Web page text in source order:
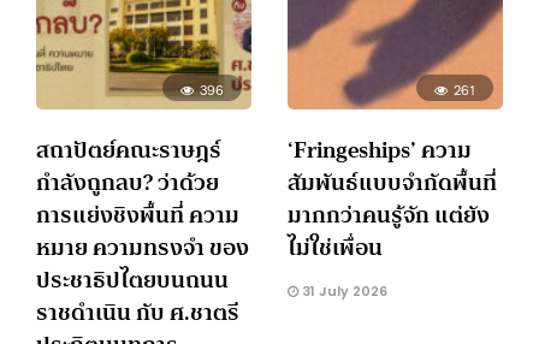
396
สถาปัตย์คณะราษฎร์
กำลังถูกลบ? ว่าด้วย
การแย่งชิงพื้นที่ ความ
หมาย ความทรงจำ ของ
ประชาธิปไตยบนถนน
ราชดำเนิน กับ ศ.ชาตรี
261
‘Fringeships’ ความ
สัมพันธ์แบบจำกัดพื้นที่
มากกว่าคนรู้จัก แต่ยัง
ไม่ใช่เพื่อน
31 July 2026